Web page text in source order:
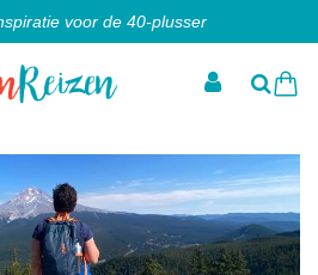
voor de 40-plusser